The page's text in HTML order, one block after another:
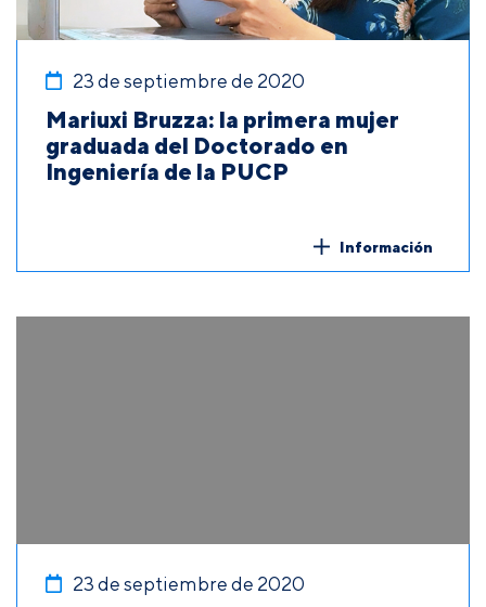
23 de septiembre de 2020
Mariuxi Bruzza: la primera mujer
graduada del Doctorado en
Ingeniería de la PUCP
Información
23 de septiembre de 2020